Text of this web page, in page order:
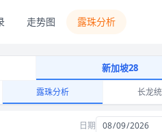
走势图 露珠分析
新加坡28
露珠分析 长龙
日期